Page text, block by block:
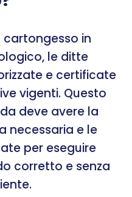
cartongesso in
le ditte
e certificate
vigenti. Questo
deve avere la
necessaria e le
per eseguire
corretto e senza